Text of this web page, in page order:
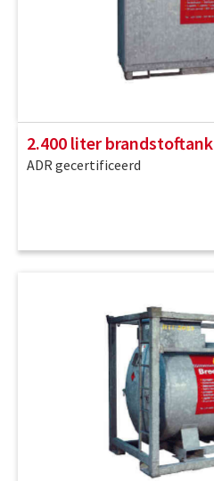
2.400 liter brandstoftank
ADR gecertificeerd